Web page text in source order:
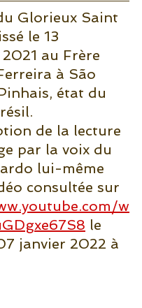
Glorieux Saint
le 13
au Frère
à São
état du
de la lecture
par la voix du
lui-même
consultée sur
w
le
janvier 2022 à